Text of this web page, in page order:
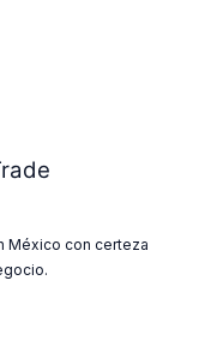
México con certeza